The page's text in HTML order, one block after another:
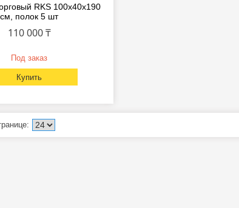
RKS 100x40x190
см, полок 5 шт
110 000 ₸
Под заказ
Купить